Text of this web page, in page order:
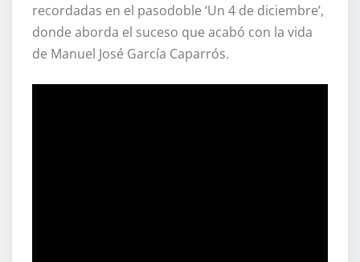
recordadas en el pasodoble ‘Un 4 de diciembre’,
donde aborda el suceso que acabó con la vida
de Manuel José García Caparrós.